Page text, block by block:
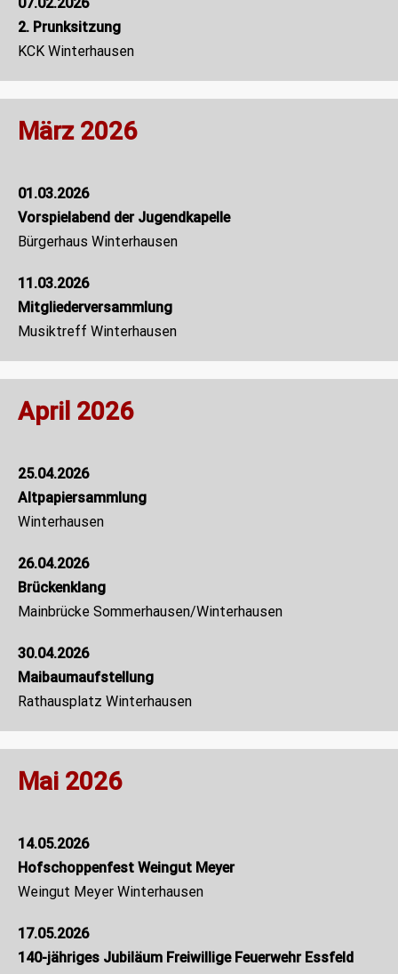
2. Prunksitzung
KCK Winterhausen
März 2026
01.03.2026
Vorspielabend der Jugendkapelle
Bürgerhaus Winterhausen
11.03.2026
Mitgliederversammlung
Musiktreff Winterhausen
April 2026
25.04.2026
Altpapiersammlung
Winterhausen
26.04.2026
Brückenklang
Mainbrücke Sommerhausen/Winterhausen
30.04.2026
Maibaumaufstellung
Rathausplatz Winterhausen
Mai 2026
14.05.2026
Hofschoppenfest Weingut Meyer
Weingut Meyer Winterhausen
17.05.2026
140-jähriges Jubiläum Freiwillige Feuerwehr Essfeld